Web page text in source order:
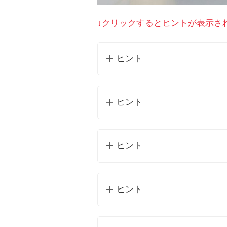
↓クリックするとヒントが表示さ
ヒント
ヒント
ヒント
ヒント